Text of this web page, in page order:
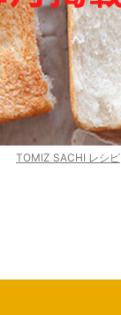
TOMIZ SACHI レシピ